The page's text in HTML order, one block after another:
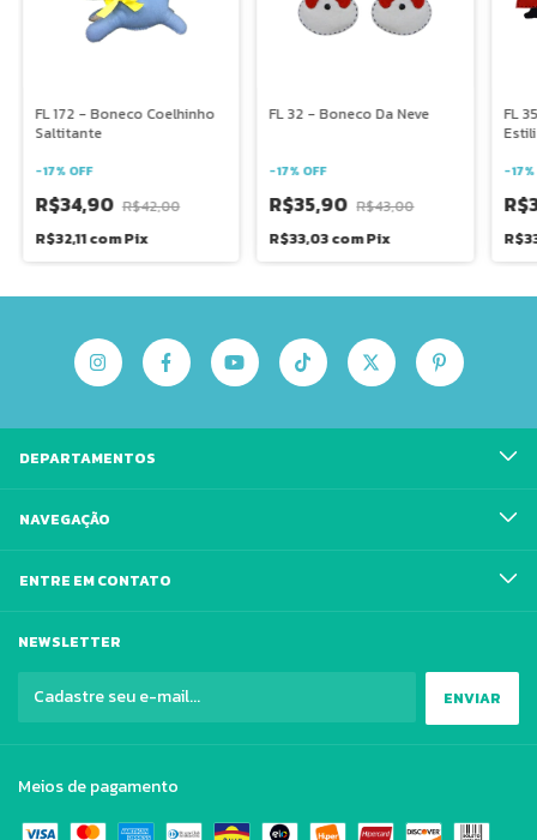
FL 172 - Boneco Coelhinho
Saltitante
-17% OFF
R$34,90 R$42,00
R$32,11comPix
FL 32 - Boneco Da Neve
-17% OFF
R$35,90 R$43,00
R$33,03comPix
FL
-17%
DEPARTAMENTOS
NAVEGAÇÃO
ENTRE EM CONTATO
NEWSLETTER
Meios de pagamento